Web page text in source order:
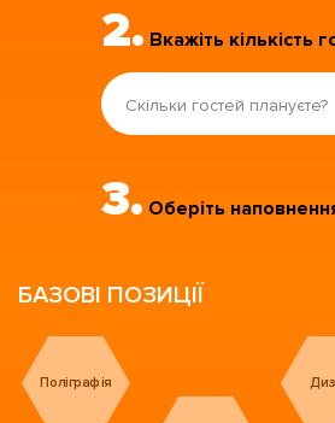
2. Вкажіть кількість
3. Оберіть
БАЗОВІ ПОЗИЦІЇ
Поліграфія